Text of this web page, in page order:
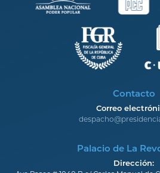
Contacto
Correo
Palacio de La
Dirección: